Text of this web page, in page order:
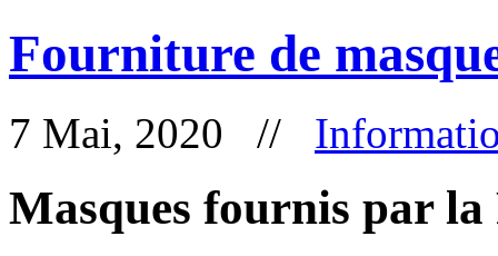
Fourniture de
7 Mai, 2020 //
Masques fournis par la